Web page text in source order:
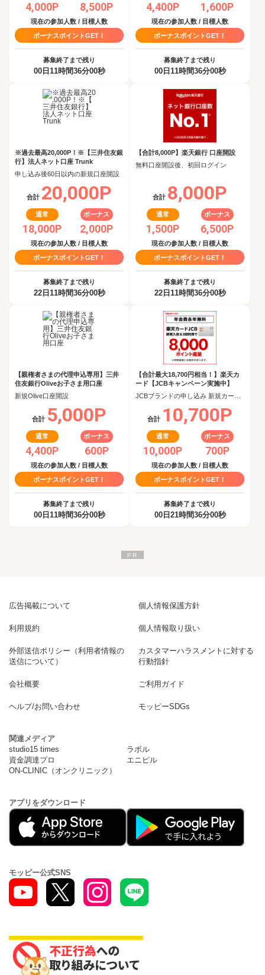
4,000P 8,500P
現在の参加人数 / 目標人数
ボーナスポイントGET！
募集終了まで残り
00日11時間36分00秒
4,400P 1,600P
現在の参加人数 / 目標人数
ボーナスポイントGET！
募集終了まで残り
00日11時間36分00秒
※過去最高20,000P！※【三井住友銀
行】法人ネット口座 Trunk
申し込み後60日以内の新規口座開設
合計 20,000P
通常
18,000P
ボーナス
2,000P
現在の参加人数 / 目標人数
ボーナスポイントGET！
募集終了まで残り
22日11時間36分00秒
【合計8,000P】楽天銀行 口座開設
無料口座開設後、初回ログイン
合計 8,000P
通常
1,500P
ボーナス
6,500P
現在の参加人数 / 目標人数
ボーナスポイントGET！
募集終了まで残り
22日11時間36分00秒
【親権者さまの代理申込専用】三井
住友銀行Oliveお子さま用口座
新規Olive口座開設
合計 5,000P
通常
4,400P
ボーナス
600P
現在の参加人数 / 目標人数
ボーナスポイントGET！
募集終了まで残り
00日11時間36分00秒
【合計最大18,700円相当！】楽天カ
ード【JCBキャンペーン実施中】
合計 10,700P
通常
10,000P
ボーナス
700P
現在の参加人数 / 目標人数
ボーナスポイントGET！
募集終了まで残り
00日21時間36分00秒
広告掲載について 個人情報保護方針
利用規約 個人情報取り扱い
外部送信ポリシー（利用者情報の
送信について）
カスタマーハラスメントに対する
行動指針
会社概要 ご利用ガイド
ヘルプ/お問い合わせ モッピーSDGs
関連メディア
studio15 times
ラボル
資金調達プロ
エニピル
ON-CLINIC（オンクリニック）
アプリをダウンロード
モッピー公式SNS